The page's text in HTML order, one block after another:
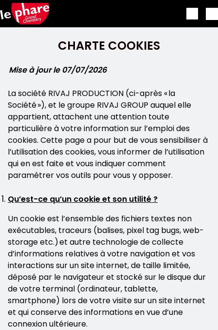
Skip to main content
CHARTE COOKIES
Mise à jour le 07/07/2026
La société RIVAJ PRODUCTION (ci-après « la
Société »), et le groupe RIVAJ GROUP auquel elle
appartient, attachent une attention toute
particulière à votre information sur l’emploi des
cookies. Cette page a pour but de vous sensibiliser à
l’utilisation des cookies, vous informer de l’utilisation
qui en est faite et vous indiquer comment
paramétrer vos outils pour vous y opposer.
Qu’est-ce qu’un cookie et son utilité ?
Un cookie est l’ensemble des fichiers textes non
exécutables, traceurs (balises, pixel tag bugs, web-
storage etc.) et autre technologie de collecte
d’informations relatives à votre navigation et vos
interactions sur un site internet, de taille limitée,
déposé par le navigateur et stocké sur le disque dur
de votre terminal (ordinateur, tablette,
smartphone) lors de votre visite sur un site internet
et qui conserve des informations en vue d’une
connexion ultérieure.